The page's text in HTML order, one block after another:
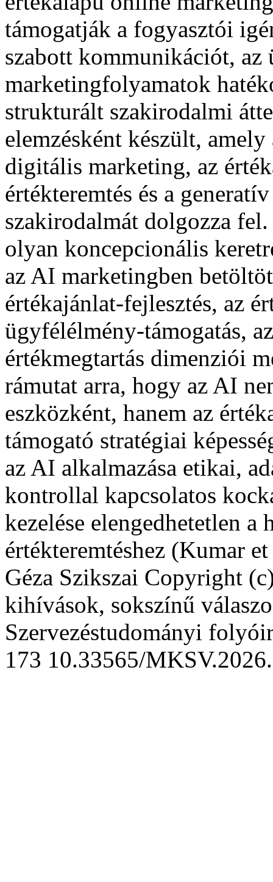
támogatják a fogyasztói
szabott kommunikációt, az
marketingfolyamatok
strukturált szakirodalmi
elemzésként készült,
digitális marketing, az
értékteremtés és a
szakirodalmát dolgozza
olyan koncepcionális
az AI marketingben
értékajánlat-fejlesztés, az
ügyfélélmény-támogatás,
értékmegtartás dimenziói
rámutat arra, hogy az AI
eszközként, hanem az
támogató stratégiai
az AI alkalmazása etikai,
kontrollal kapcsolatos
kezelése elengedhetetlen a
értékteremtéshez (Kumar
Géza Szikszai Copyright
kihívások, sokszínű
Szervezéstudományi
173 10.33565/